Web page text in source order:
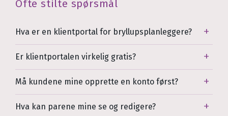
Ofte stilte spørsmål
Hva er en klientportal for bryllupsplanleggere?
Er klientportalen virkelig gratis?
Må kundene mine opprette en konto først?
Hva kan parene mine se og redigere?